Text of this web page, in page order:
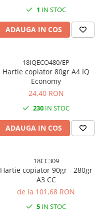
1 IN STOC
ADAUGA IN COS
18IQECO480/EP
Hartie copiator 80gr A4 IQ
Economy
24,40 RON
230 IN STOC
ADAUGA IN COS
18CC309
Hartie copiator 90gr - 280gr
A3 CC
de la 101,68 RON
5 IN STOC